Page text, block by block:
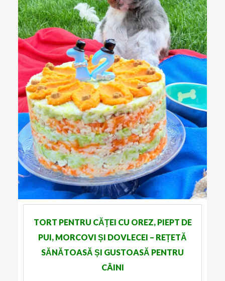
TORT PENTRU CĂȚEI CU OREZ, PIEPT DE
PUI, MORCOVI ȘI DOVLECEI – REȚETĂ
SĂNĂTOASĂ ȘI GUSTOASĂ PENTRU
CÂINI